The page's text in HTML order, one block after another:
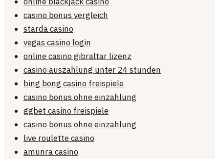
casino bonus vergleich
starda casino
vegas casino login
online casino gibraltar lizenz
casino auszahlung unter 24 stunden
bing bong casino freispiele
casino bonus ohne einzahlung
ggbet casino freispiele
casino bonus ohne einzahlung
live roulette casino
amunra casino